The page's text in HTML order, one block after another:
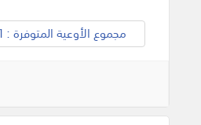
مجموع الأوعية المتوفرة : 1